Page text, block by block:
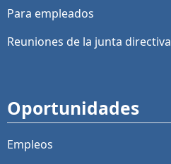
Para empleados
Reuniones de la junta directiva
Oportunidades
Empleos